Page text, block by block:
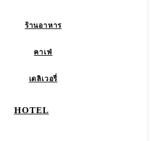
ร้านอาหาร
คาเฟ่
เดลิเวอรี่
HOTEL